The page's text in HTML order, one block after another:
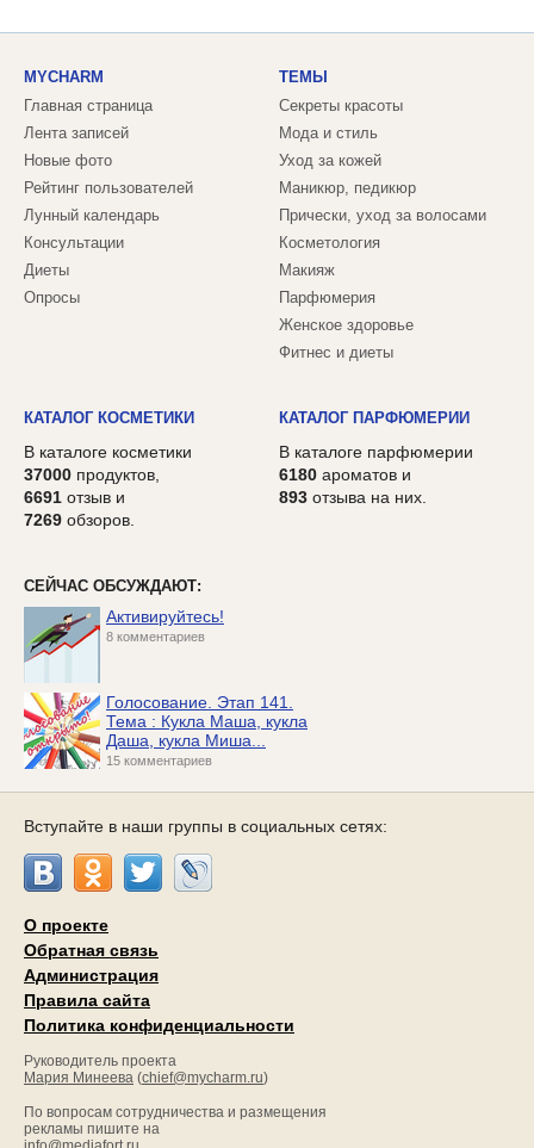
MYCHARM
Главная страница
Лента записей
Новые фото
Рейтинг пользователей
Лунный календарь
Консультации
Диеты
Опросы
ТЕМЫ
Секреты красоты
Мода и стиль
Уход за кожей
Маникюр, педикюр
Прически, уход за волосами
Косметология
Макияж
Парфюмерия
Женское здоровье
Фитнес и диеты
КАТАЛОГ КОСМЕТИКИ
В каталоге косметики
37000 продуктов,
6691 отзыв и
7269 обзоров.
КАТАЛОГ ПАРФЮМЕРИИ
В каталоге парфюмерии
6180 ароматов и
893 отзыва на них.
СЕЙЧАС ОБСУЖДАЮТ:
Активируйтесь!
8 комментариев
Голосование. Этап 141.
Тема : Кукла Маша, кукла
Даша, кукла Миша...
15 комментариев
Вступайте в наши группы в социальных сетях:
О проекте
Обратная связь
Администрация
Правила сайта
Политика конфиденциальности
Руководитель проекта
Мария Минеева (chief@mycharm.ru)
По вопросам сотрудничества и размещения
рекламы пишите на